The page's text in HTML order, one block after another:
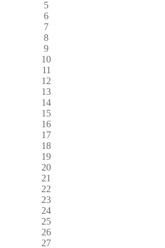
5
6
7
8
9
10
11
12
13
14
15
16
17
18
19
20
21
22
23
24
25
26
27